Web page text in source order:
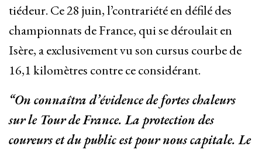
tiédeur. Ce 28 juin, l’contrariété en défilé des
championnats de France, qui se déroulait en
Isère, a exclusivement vu son cursus courbe de
16,1 kilomètres contre ce considérant.
“On connaîtra d’évidence de fortes chaleurs
sur le Tour de France. La protection des
coureurs et du public est pour nous capitale. Le